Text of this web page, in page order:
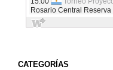
CATEGORÍAS